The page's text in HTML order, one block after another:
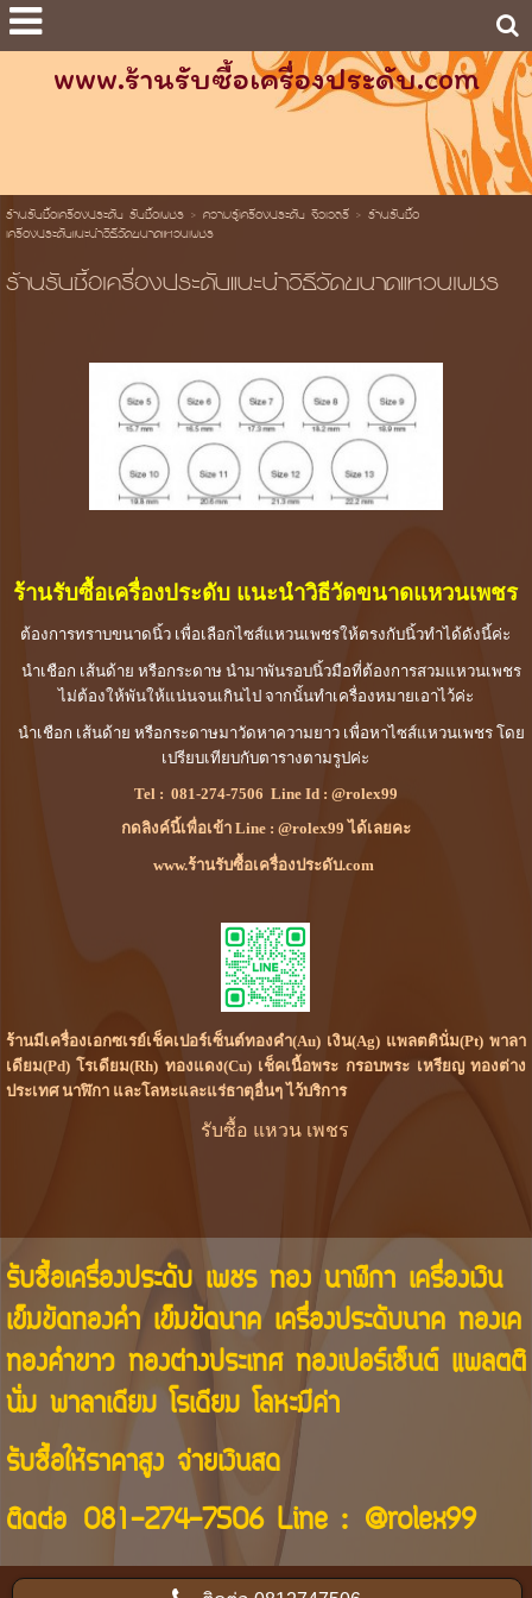
www.ร้านรับซื้อเครื่องประดับ.com
ร้านรับซื้อเครื่องประดับ รับซื้อเพชร> ความรู้เครื่องประดับ จิวเวลรี่> ร้านรับซื้อ
เครื่องประดับแนะนำวิธีวัดขนาดแหวนเพชร
ร้านรับซื้อเครื่องประดับแนะนำวิธีวัดขนาดแหวนเพชร
ร้านรับซื้อเครื่องประดับ แนะนำวิธีวัดขนาดแหวนเพชร
ต้องการทราบขนาดนิ้ว เพื่อเลือกไซส์แหวนเพชรให้ตรงกับนิ้วทำได้ดังนี้ค่ะ
นำเชือก เส้นด้าย หรือกระดาษ นำมาพันรอบนิ้วมือที่ต้องการสวมแหวนเพชร
ไม่ต้องให้พันให้แน่นจนเกินไป จากนั้นทำเครื่องหมายเอาไว้ค่ะ
นำเชือก เส้นด้าย หรือกระดาษมาวัดหาความยาว เพื่อหาไซส์แหวนเพชร โดย
เปรียบเทียบกับตารางตามรูปค่ะ
Tel : 081-274-7506 Line Id : @rolex99
กดลิงค์นี้เพื่อเข้า Line : @rolex99 ได้เลยคะ
www.ร้านรับซื้อเครื่องประดับ.com
ร้านมีเครื่องเอกซเรย์เช็คเปอร์เซ็นต์ทองคำ(Au) เงิน(Ag) แพลตตินั่ม(Pt) พาลา
เดียม(Pd) โรเดียม(Rh) ทองแดง(Cu) เช็คเนื้อพระ กรอบพระ เหรียญ ทองต่าง
ประเทศ นาฬิกา และโลหะและแร่ธาตุอื่นๆ ไว้บริการ
รับซื้อ แหวน เพชร
รับซื้อเครื่องประดับ เพชร ทอง นาฬิกา เครื่องเงิน
เข็มขัดทองคำ เข็มขัดนาค เครื่องประดับนาค ทองเค
ทองคำขาว ทองต่างประเทศ ทองเปอร์เซ็นต์ แพลตติ
นั่ม พาลาเดียม โรเดียม โลหะมีค่า
รับซื้อให้ราคาสูง จ่ายเงินสด
ติดต่อ 081-274-7506Line : @rolex99